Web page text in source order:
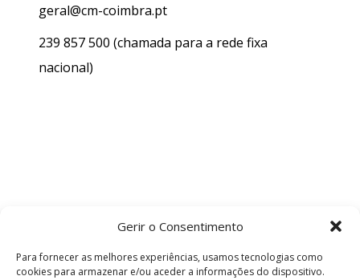
Gerir o Consentimento
Para fornecer as melhores experiências, usamos tecnologias como
cookies para armazenar e/ou aceder a informações do dispositivo.
geral@cm-coimbra.pt
239 857 500 (chamada para a rede fixa
nacional)